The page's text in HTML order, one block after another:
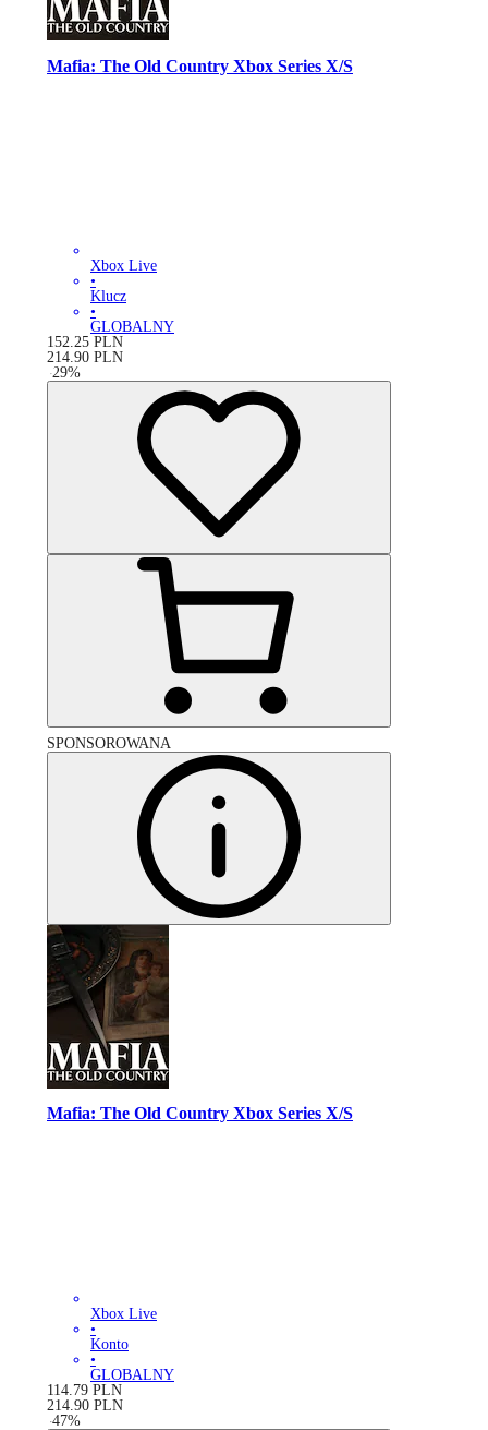
Mafia: The Old Country Xbox Series X/S
Xbox Live
•
Klucz
•
GLOBALNY
152.25 PLN
214.90 PLN
-29%
SPONSOROWANA
Mafia: The Old Country Xbox Series X/S
Xbox Live
•
Konto
•
GLOBALNY
114.79 PLN
214.90 PLN
-47%